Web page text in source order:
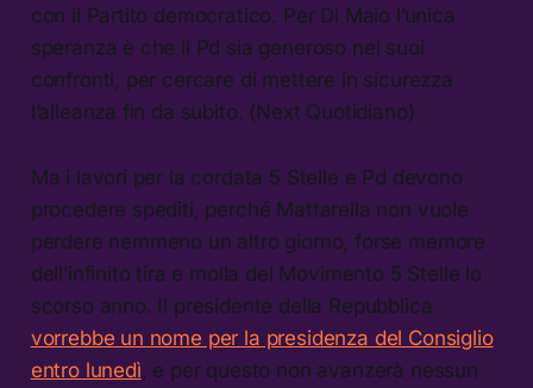
con il Partito democratico. Per Di Maio l’unica
speranza è che il Pd sia generoso nei suoi
confronti, per cercare di mettere in sicurezza
l’alleanza fin da subito. (Next Quotidiano)
Ma i lavori per la cordata 5 Stelle e Pd devono
procedere spediti, perché Mattarella non vuole
perdere nemmeno un altro giorno, forse memore
dell’infinito tira e molla del Movimento 5 Stelle lo
scorso anno. Il presidente della Repubblica
vorrebbe un nome per la presidenza del Consiglio
entro lunedì , e per questo non avanzerà nessun